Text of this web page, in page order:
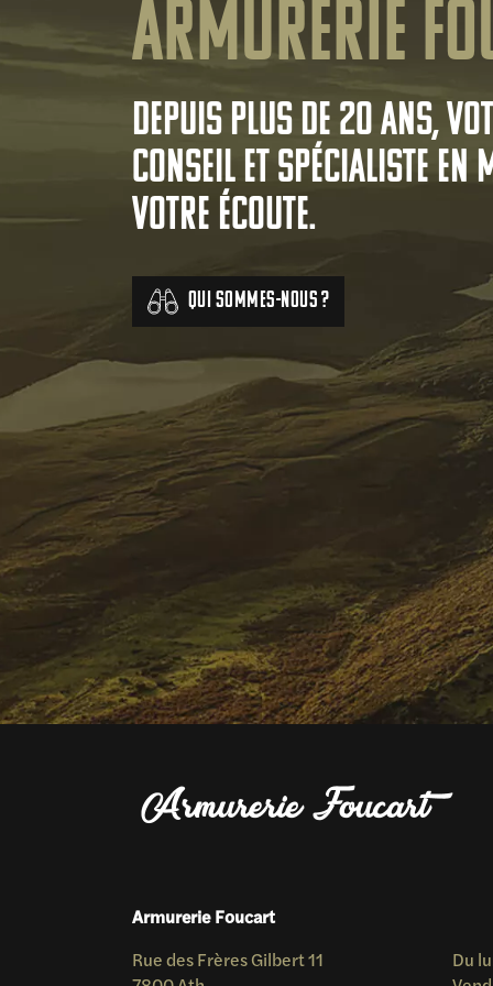
Armurerie
Depuis plus de 20 ans,
conseil et spécialiste en
votre écoute.
Qui sommes-nous ?
Armurerie Foucart
Rue des Frères Gilbert 11
Du